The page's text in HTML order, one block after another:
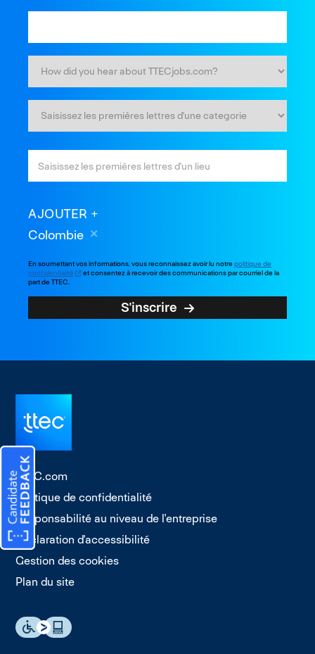
AJOUTER
Colombie
En soumettant vos informations, vous reconnaissez avoir lu notrepolitique de
confidentialité
et consentez à recevoir des communications par courriel de la
part de TTEC.
S'inscrire
TTEC.com
Politique de confidentialité
Responsabilité au niveau de l'entreprise
Déclaration d'accessibilité
Gestion des cookies
Plan du site